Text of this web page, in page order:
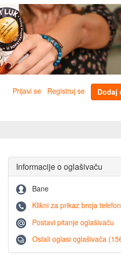
Prijavi se Registruj se Dodaj
Informacije o oglašivaču
Bane
Klikni za prikaz broja
Postavi pitanje oglašivaču
Ostali oglasi oglašivača